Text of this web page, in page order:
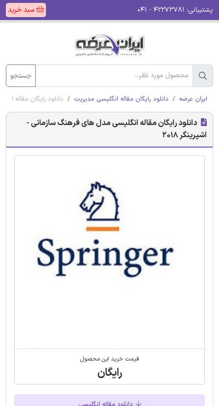
پشتیبانی: سبد خرید
جستجو
ایران عرضه دانلود رایگان مقاله انگلیسی مدیریت دانلود رایگان مقاله
دانلود رایگان مقاله انگلیسی مدل های فرهنگ سازمانی -
اشپرینگر 2018
قیمت خرید این محصول
رایگان